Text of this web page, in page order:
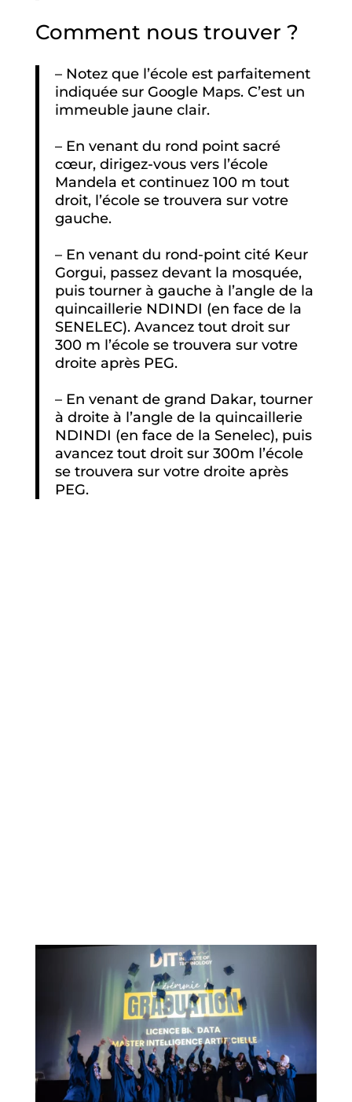
Comment nous trouver ?
– Notez que l’école est parfaitement
indiquée sur Google Maps. C’est un
immeuble jaune clair.
– En venant du rond point sacré
cœur, dirigez-vous vers l’école
Mandela et continuez 100 m tout
droit, l’école se trouvera sur votre
gauche.
– En venant du rond-point cité Keur
Gorgui, passez devant la mosquée,
puis tourner à gauche à l’angle de la
quincaillerie NDINDI (en face de la
SENELEC). Avancez tout droit sur
300 m l’école se trouvera sur votre
droite après PEG.
– En venant de grand Dakar, tourner
à droite à l’angle de la quincaillerie
NDINDI (en face de la Senelec), puis
avancez tout droit sur 300m l’école
se trouvera sur votre droite après
PEG.